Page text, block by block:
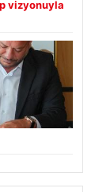
vizyonuyla